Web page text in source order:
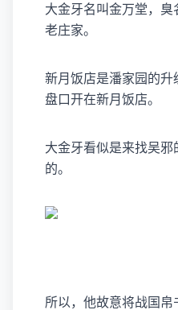
大金牙名叫金万堂，
老庄家。
新月饭店是潘家园的
盘口开在新月饭店。
大金牙看似是来找吴
的。
所以，他故意将战国